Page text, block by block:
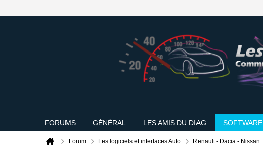
FORUMS GÉNÉRAL LES AMIS DU DIAG SOFTWARE
Forum Les logiciels et interfaces Auto Renault - Dacia - Nissan